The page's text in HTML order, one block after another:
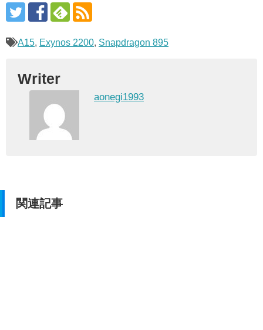
A15, Exynos 2200, Snapdragon 895
Writer
aonegi1993
関連記事